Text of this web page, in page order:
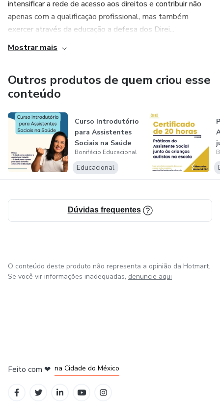
intensificar a rede de acesso aos direitos e contribuir não
apenas com a qualificação profissional, mas também
exercer através da educação a defesa dos Direi...
Mostrar mais
Outros produtos de quem criou esse
conteúdo
Curso Introdutório
para Assistentes
Sociais na Saúde
Bonifácio Educacional
Educacional
Dúvidas frequentes
O conteúdo deste produto não representa a opinião da Hotmart.
Se você vir informações inadequadas, denuncie aqui
Feito com ❤ na Cidade do México